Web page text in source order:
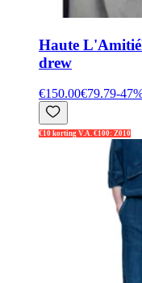
Haute L'Amitié
drew
€150.00€79.79-47
€10 korting V.A. €100: Z010